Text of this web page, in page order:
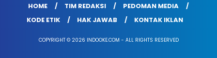
HOME TIM REDAKSI
PEDOMAN MEDIA
KODE ETIK
HAK JAWAB KONTAK IKLAN
COPYRIGHT © 2026 INDOOKE.COM - ALL RIGHTS RESERVED